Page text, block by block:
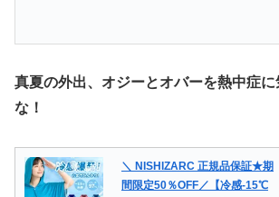
真夏の外出、オジーとオバーを熱中症
な！
＼ NISHIZARC 正規品保証★期
間限定50％OFF／【冷感-15℃